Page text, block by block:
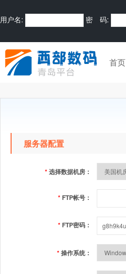
用户名: 密 码:
首页
服务器配置
*选择数据机房：
* FTP帐号：
* FTP密码：
*操作系统：